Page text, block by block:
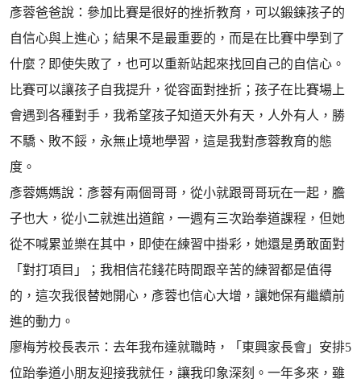
彥蓉爸爸說：參加比賽是很好的挫折教育，可以鍛鍊孩子的
自信心與上進心；結果不是最重要的，而是在比賽中學到了
什麼？即使失敗了，也可以重新站起來找回自己的自信心。
比賽可以讓孩子自我提升，從容面對挫折；孩子在比賽場上
會遇到各種對手，我希望孩子知道天外有天，人外有人，勝
不驕、敗不餒，永無止境地學習，這是我對彥蓉教育的態
度。
彥蓉媽媽說：彥蓉有兩個哥哥，從小就跟哥哥玩在一起，膽
子也大，從小二就進出道館，一週有三次跆拳道課程，但她
從不喊累並樂在其中，即使在練習中掛彩，她還是勇敢面對
「對打項目」；我相信花錢花時間跟辛苦的練習都是值得
的，這次我很替她開心，彥蓉也信心大增，讓她保有繼續前
進的動力。
廖梅芳校長表示：去年我布達就職時，「東興家長會」安排5
位跆拳道小朋友迎接我就任，讓我印象深刻。一年多來，雖